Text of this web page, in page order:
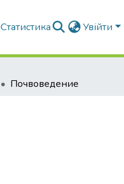
Статистика Увійти
Почвоведение